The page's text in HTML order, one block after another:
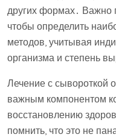
других формах․ Важно
чтобы определить
методов, учитывая
организма и степень
Лечение с сывороткой
важным компонентом
восстановлению
помнить, что это не